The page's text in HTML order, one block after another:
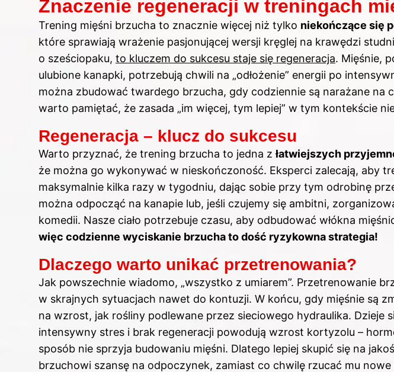
Znaczenie regeneracji w treningach
Trening mięśni brzucha to znacznie więcej niż tylko niekończące się
które sprawiają wrażenie pasjonującej wersji kręglej na krawędzi
o sześciopaku, to kluczem do sukcesu staje się regeneracja. Mięśnie,
ulubione kanapki, potrzebują chwili na „odłożenie” energii po
można zbudować twardego brzucha, gdy codziennie są narażane na
warto pamiętać, że zasada „im więcej, tym lepiej” w tym kontekście
Regeneracja – klucz do sukcesu
Warto przyznać, że trening brzucha to jedna złatwiejszych
że można go wykonywać w nieskończoność. Eksperci zalecają, aby
maksymalnie kilka razy w tygodniu, dając sobie przy tym odrobinę
można odpocząć na kanapie lub, jeśli czujemy się ambitni,
komedii. Nasze ciało potrzebuje czasu, aby odbudować włókna
więc codzienne wyciskanie brzucha to dość ryzykowna strategia!
Dlaczego warto unikać przetrenowania?
Jak powszechnie wiadomo, „wszystko z umiarem”. Przetrenowanie
w skrajnych sytuacjach nawet do kontuzji. W końcu, gdy mięśnie są
na wzrost, jak rośliny podlewane przez sieciowego hydraulika. Dzieje
intensywny stres i brak regeneracji powodują wzrost kortyzolu –
sposób nie sprzyja budowaniu mięśni. Dlatego lepiej skupić się na
brzuchowi szansę na odpoczynek, zamiast co chwilę rzucać mu